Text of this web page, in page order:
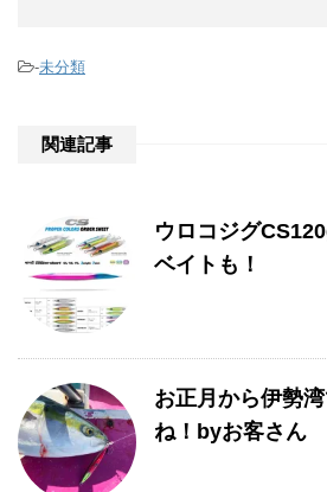
-未分類
関連記事
ウロコジグ
ベイトも！
お正月から伊勢
ね！byお客さん